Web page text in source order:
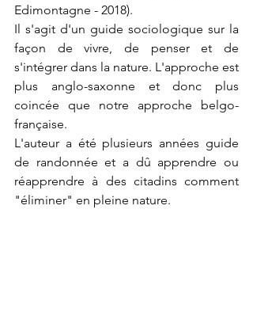
Edimontagne - 2018).
Il s'agit d'un guide sociologique sur la
façon de vivre, de penser et de
s'intégrer dans la nature. L'approche est
plus anglo-saxonne et donc plus
coincée que notre approche belgo-
française.
L'auteur a été plusieurs années guide
de randonnée et a dû apprendre ou
réapprendre à des citadins comment
"éliminer" en pleine nature.